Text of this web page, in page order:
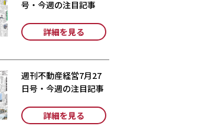
号・今週の注目記事
詳細を見る
週刊不動産経営7月27
日号・今週の注目記事
詳細を見る